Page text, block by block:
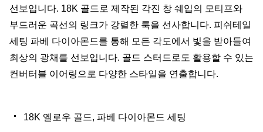
선보입니다. 18K 골드로 제작된 각진 창 쉐입의 모티프와
부드러운 곡선의 링크가 강렬한 룩을 선사합니다. 피쉬테일
세팅 파베 다이아몬드를 통해 모든 각도에서 빛을 받아들여
최상의 광채를 선보입니다. 골드 스터드로도 활용할 수 있는
컨버터블 이어링으로 다양한 스타일을 연출합니다.
18K 옐로우 골드, 파베 다이아몬드 세팅